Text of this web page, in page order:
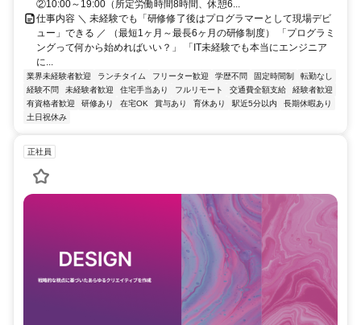
②10:00～19:00（所定労働時間8時間、休憩6...
仕事内容 ＼ 未経験でも「研修修了後はプログラマーとして現場デビ
ュー」できる ／ （最短1ヶ月～最長6ヶ月の研修制度） 「プログラミ
ングって何から始めればいい？」 「IT未経験でも本当にエンジニア
に...
業界未経験者歓迎 ランチタイム フリーター歓迎 学歴不問 固定時間制
転勤なし
経験不問
未経験者歓迎 住宅手当あり フルリモート 交通費全額支給
経験者歓迎
有資格者歓迎
研修あり 在宅OK 賞与あり 育休あり 駅近5分以内
長期休暇あり
土日祝休み
正社員